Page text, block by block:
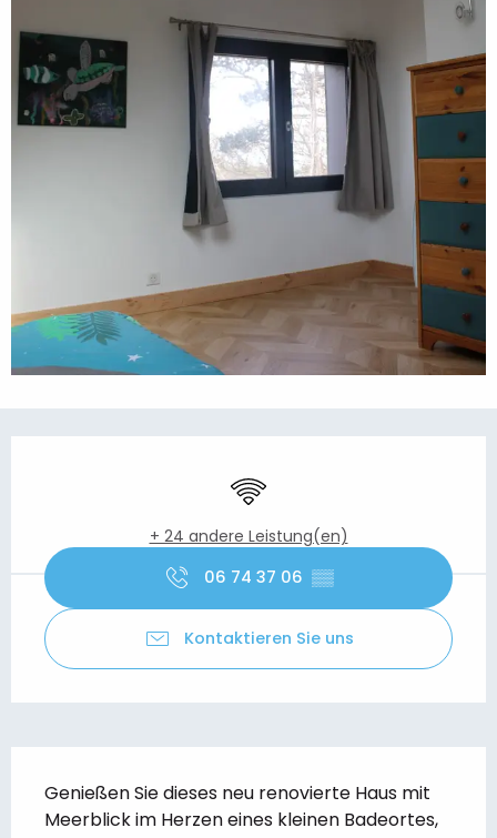
Wi-Fi
+ 24 andere Leistung(en)
06 74 37 06 ▒▒
Kontaktieren Sie uns
Genießen Sie dieses neu renovierte Haus mit
Meerblick im Herzen eines kleinen Badeortes,